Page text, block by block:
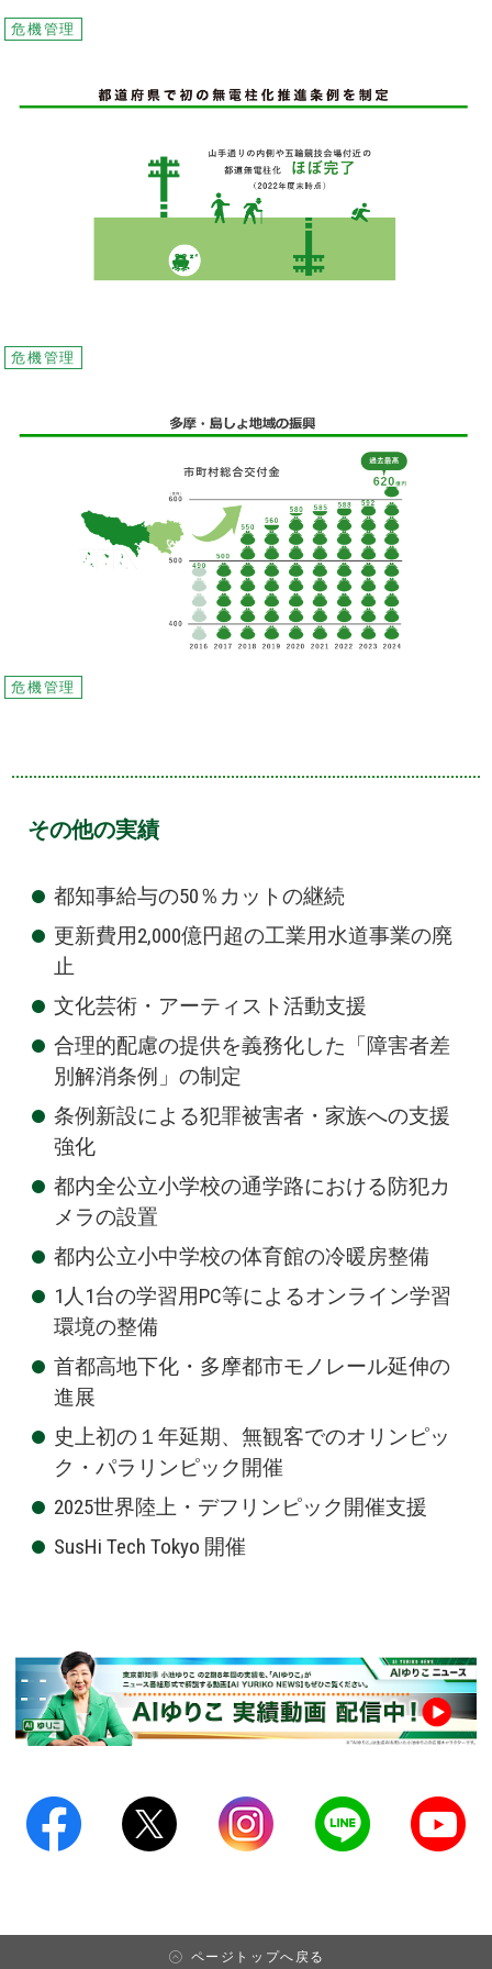
危機管理
危機管理
危機管理
その他の実績
都知事給与の50％カットの継続
更新費用2,000億円超の工業用水道事業の廃
止
文化芸術・アーティスト活動支援
合理的配慮の提供を義務化した「障害者差
別解消条例」の制定
条例新設による犯罪被害者・家族への支援
強化
都内全公立小学校の通学路における防犯カ
メラの設置
都内公立小中学校の体育館の冷暖房整備
1人1台の学習用PC等によるオンライン学習
環境の整備
首都高地下化・多摩都市モノレール延伸の
進展
史上初の１年延期、無観客でのオリンピッ
ク・パラリンピック開催
2025世界陸上・デフリンピック開催支援
SusHi Tech Tokyo 開催
ページトップへ戻る